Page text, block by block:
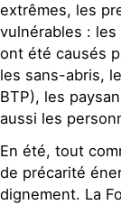
extrêmes, les
vulnérables :
ont été causés
les sans-abris,
BTP), les
aussi les
En été, tout
de précarité
dignement. La